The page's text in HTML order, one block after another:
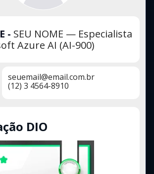
- SEU NOME — Especialista
Azure AI (AI-900)
seuemail@email.com.br
(12) 3 4564-8910
DIO